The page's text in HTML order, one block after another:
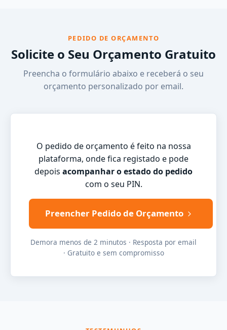
PEDIDO DE ORÇAMENTO
Solicite o Seu Orçamento Gratuito
Preencha o formulário abaixo e receberá o seu
orçamento personalizado por email.
O pedido de orçamento é feito na nossa
plataforma, onde fica registado e pode
depois acompanhar o estado do pedido
com o seu PIN.
Preencher Pedido de Orçamento
Demora menos de 2 minutos · Resposta por email
· Gratuito e sem compromisso